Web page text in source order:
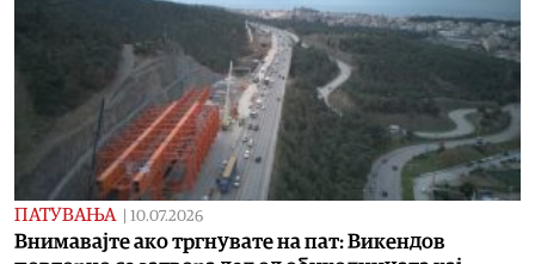
ПАТУВАЊА 10.07.2026
Внимавајте ако тргнувате на пат: Викендов